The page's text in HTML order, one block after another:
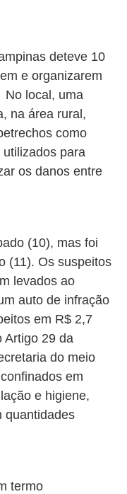
deteve 10
e organizarem
No local, uma
na área rural,
como
para
os danos entre
(10), mas foi
(11). Os suspeitos
levados ao
auto de infração
em R$ 2,7
Artigo 29 da
do meio
em
e higiene,
quantidades
termo